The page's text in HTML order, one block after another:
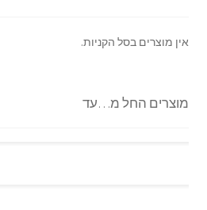
אין מוצרים בסל הקניות.
מוצרים החל מ…עד